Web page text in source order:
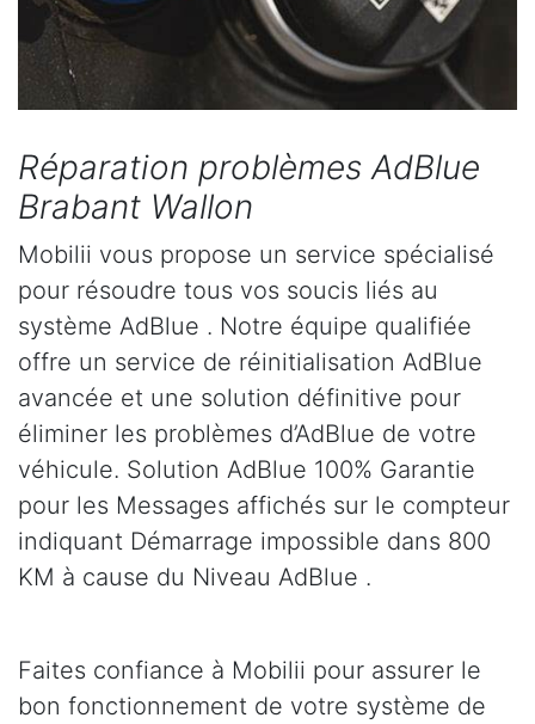
Réparation problèmes AdBlue
Brabant Wallon
Mobilii vous propose un service spécialisé
pour résoudre tous vos soucis liés au
système AdBlue . Notre équipe qualifiée
offre un service de réinitialisation AdBlue
avancée et une solution définitive pour
éliminer les problèmes d’AdBlue de votre
véhicule. Solution AdBlue 100% Garantie
pour les Messages affichés sur le compteur
indiquant Démarrage impossible dans 800
KM à cause du Niveau AdBlue .
Faites confiance à Mobilii pour assurer le
bon fonctionnement de votre système de